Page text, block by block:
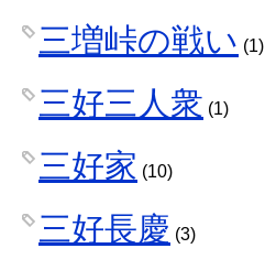
三増峠の戦い (1)
三好三人衆 (1)
三好家 (10)
三好長慶 (3)